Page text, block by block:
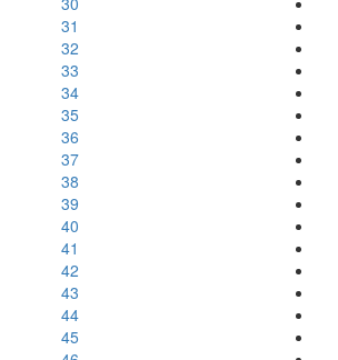
31
32
33
34
35
36
37
38
39
40
41
42
43
44
45